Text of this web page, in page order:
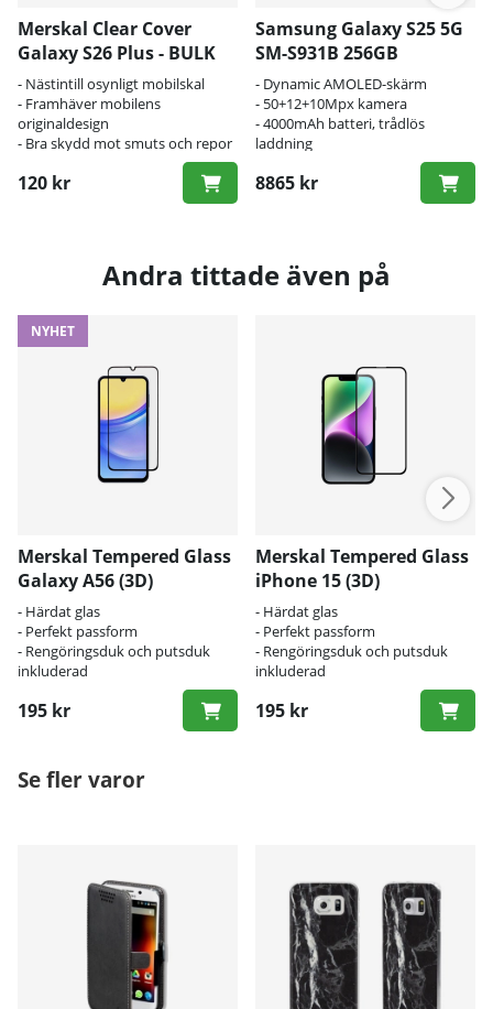
Merskal Clear Cover
Galaxy S26 Plus - BULK
- Nästintill osynligt mobilskal
- Framhäver mobilens
originaldesign
- Bra skydd mot smuts och repor
120 kr
Samsung Galaxy S25 5G
SM-S931B 256GB
- Dynamic AMOLED-skärm
- 50+12+10Mpx kamera
- 4000mAh batteri, trådlös
laddning
8865 kr
Andra tittade även på
NYHET
Merskal Tempered Glass
Galaxy A56 (3D)
- Härdat glas
- Perfekt passform
- Rengöringsduk och putsduk
inkluderad
195 kr
Merskal Tempered Glass
iPhone 15 (3D)
- Härdat glas
- Perfekt passform
- Rengöringsduk och putsduk
inkluderad
195 kr
Se fler varor